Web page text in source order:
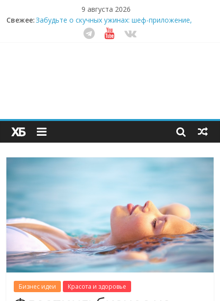
9 августа 2026
Свежее:Забудьте о скучных ужинах: шеф-приложение,
которое видит вашу еду насквозь
Небо зовёт: как бизнес на полётах дронов и
Секрет супергидратации: почему кокосовая вода с
пребиотиками становится главным трендом
здорового питания
Бизнес идеи Красота и здоровье